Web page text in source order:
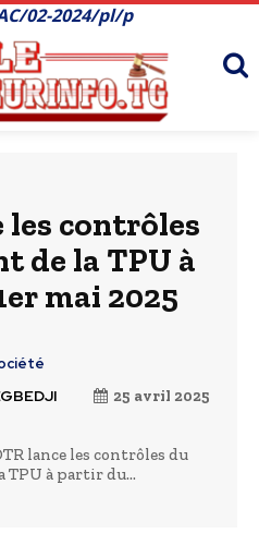
02-2024/pl/p
les contrôles
de la TPU à
mai 2025
25 avril 2025
lance les contrôles du
TPU à partir du...